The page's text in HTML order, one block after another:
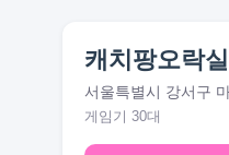
캐치팡오락
서울특별시 강서구
게임기 30대